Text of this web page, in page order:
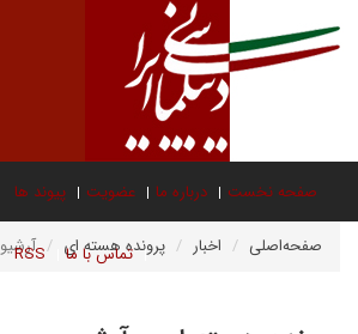
صفحه نخست درباره ما عضویت پیوند ها
تماس با ما RSS صفحه‌اصلی اخبار پرونده هسته ای آرشیو